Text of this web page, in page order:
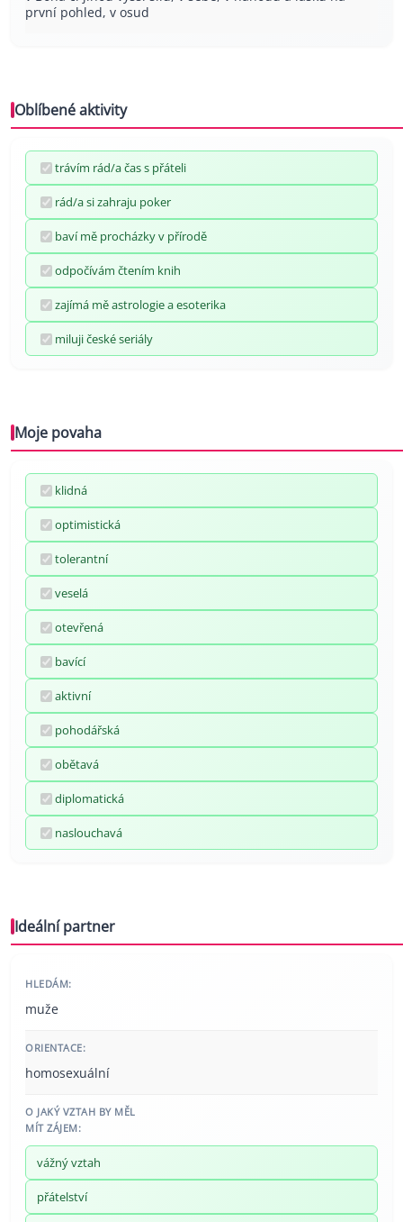
první pohled, v osud
Oblíbené aktivity
trávím rád/a čas s přáteli
rád/a si zahraju poker
baví mě procházky v přírodě
odpočívám čtením knih
zajímá mě astrologie a esoterika
miluji české seriály
Moje povaha
klidná
optimistická
tolerantní
veselá
otevřená
bavící
aktivní
pohodářská
obětavá
diplomatická
naslouchavá
Ideální partner
HLEDÁM:
muže
ORIENTACE:
homosexuální
O JAKÝ VZTAH BY MĚL
MÍT ZÁJEM:
vážný vztah
přátelství